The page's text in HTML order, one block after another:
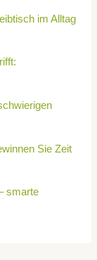
im Alltag
Sie Zeit
smarte